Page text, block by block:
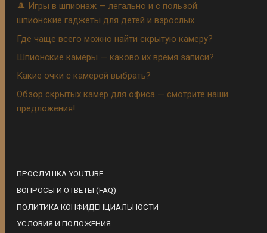
🎩 Игры в шпионаж — легально и с пользой:
шпионские гаджеты для детей и взрослых
Где чаще всего можно найти скрытую камеру?
Шпионские камеры — каково их время записи?
Какие очки с камерой выбрать?
Обзор скрытых камер для офиса — смотрите наши
предложения!
ПРОСЛУШКА YOUTUBE
ВОПРОСЫ И ОТВЕТЫ (FAQ)
ПОЛИТИКА КОНФИДЕНЦИАЛЬНОСТИ
УСЛОВИЯ И ПОЛОЖЕНИЯ